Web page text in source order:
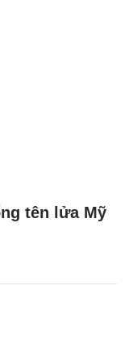
tên lửa Mỹ